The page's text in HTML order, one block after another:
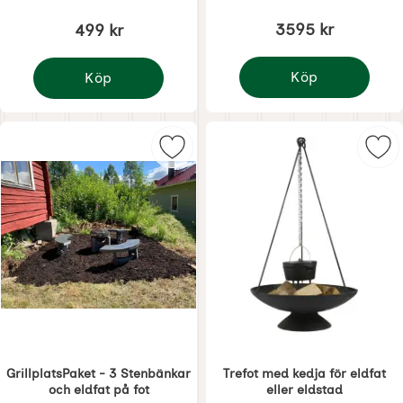
499 kr
Köp
Pizzaplåt för eldfat eller eldstad
3595 kr
Köp
Stenbänk
GrillplatsPaket - 3 Stenbänkar
och eldfat på fot
Markera grillplatsPaket - 3
Trefot med kedja för eldfat
eller eldstad